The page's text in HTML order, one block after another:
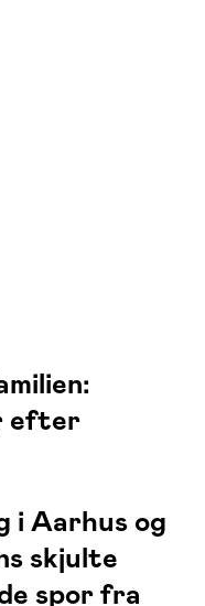
efter
i Aarhus og
skjulte
spor fra